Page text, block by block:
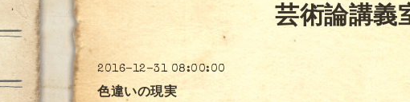
芸術論講義
2016-12-31 08:00:00
色違いの現実